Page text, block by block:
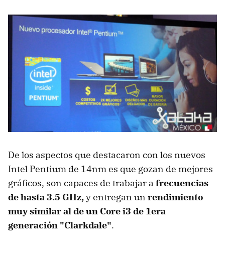
De los aspectos que destacaron con los nuevos
Intel Pentium de 14nm es que gozan de mejores
gráficos, son capaces de trabajar a frecuencias
de hasta 3.5 GHz,y entregan un rendimiento
muy similar al de un Core i3 de 1era
generación "Clarkdale".